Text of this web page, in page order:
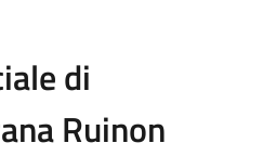
di
Ruinon